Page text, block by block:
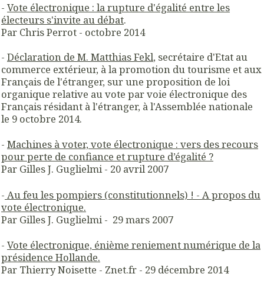
- Vote électronique : la rupture d'égalité entre les
électeurs s'invite au débat.
Par Chris Perrot - octobre 2014
- Déclaration de M. Matthias Fekl, secrétaire d'Etat au
commerce extérieur, à la promotion du tourisme et aux
Français de l'étranger, sur une proposition de loi
organique relative au vote par voie électronique des
Français résidant à l'étranger, à l'Assemblée nationale
le 9 octobre 2014.
- Machines à voter, vote électronique : vers des recours
pour perte de confiance et rupture d’égalité ?
Par Gilles J. Guglielmi - 20 avril 2007
- Au feu les pompiers (constitutionnels) ! - A propos du
vote électronique.
Par Gilles J. Guglielmi - 29 mars 2007
- Vote électronique, énième reniement numérique de la
présidence Hollande.
Par Thierry Noisette - Znet.fr - 29 décembre 2014